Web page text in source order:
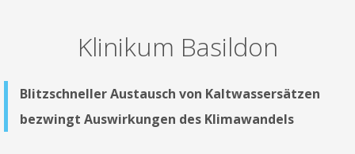
Klinikum Basildon
Blitzschneller Austausch von Kaltwassersätzen
bezwingt Auswirkungen des Klimawandels